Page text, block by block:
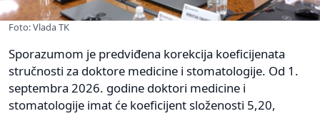
Foto: Vlada TK
Sporazumom je predviđena korekcija koeficijenata
stručnosti za doktore medicine i stomatologije. Od 1.
septembra 2026. godine doktori medicine i
stomatologije imat će koeficijent složenosti 5,20,